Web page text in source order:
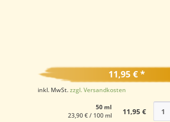
11,95 € *
inkl. MwSt.zzgl. Versandkosten
50 ml
23,90 € / 100 ml
11,95 €